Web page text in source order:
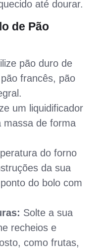
até dourar.
de Pão
pão duro de
francês, pão
um liquidificador
massa de forma
do forno
da sua
do bolo com
Solte a sua
recheios e
como frutas,